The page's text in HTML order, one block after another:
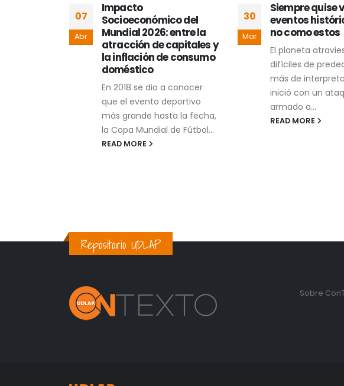
07
Abr
Impacto
Socioeconómico del
Mundial 2026: entre la
atracción de capitales y
la inflación de consumo
doméstico
En 2018 se dio a conocer
que el evento deportivo
más grande hasta la fecha,
la Copa Mundial de Fútbol...
READ MORE
30
Mar
Siempre quise
eventos
no como estos
El planeta
difíciles de
más de
inició con un
armado a...
READ MORE
Repositorio UDLAP
Sobre